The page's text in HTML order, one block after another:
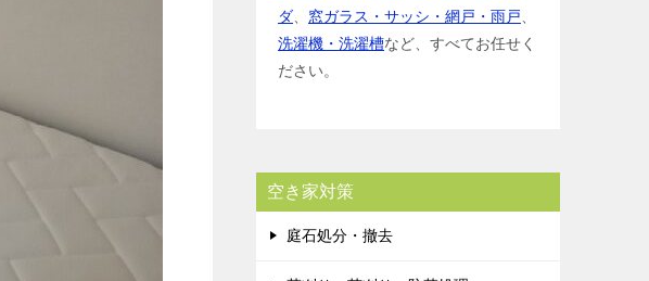
ダ
窓ガラス・サッシ・網戸・雨戸
洗濯機・洗濯槽など、すべてお任せく
ださい。
空き家対策
庭石処分・撤去